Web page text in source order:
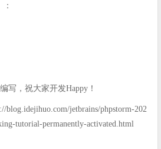
写，祝大家开发Happy！
jetbrains/phpstorm-202
tutorial-permanently-activated.html